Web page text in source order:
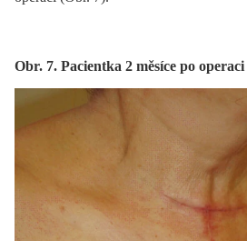
Obr. 7. Pacientka 2 měsíce po operaci